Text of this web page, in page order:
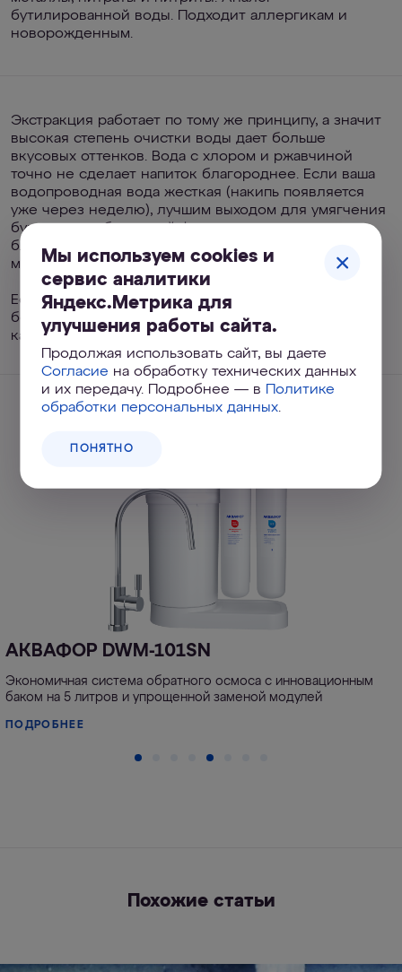
бутилированной воды. Подходит аллергикам и
новорожденным.
Экстракция работает по тому же принципу, а значит
высокая степень очистки воды дает больше
вкусовых оттенков. Вода с хлором и ржавчиной
точно не сделает напиток благороднее. Если ваша
водопроводная вода жесткая (накипь появляется
уже через неделю), лучшим выходом для умягчения
будет не сорбционный фильтр с умягчающим
блоком, а обратноосмотическая система с
минерализацией.
Если вода в регионе мягкая и накипь вас не
беспокоит, достаточно глубоко очистить воду
качественным сорбционным фильтром.
АКВАФОР DWM-101SN
Экономичная система обратного осмоса с инновационным
баком на 5 литров и упрощенной заменой модулей
ПОДРОБНЕЕ
Похожие статьи
Мы используем cookies и
сервис аналитики
Яндекс.Метрика для
улучшения работы сайта.
Продолжая использовать сайт, вы даете
Согласие на обработку технических данных
и их передачу. Подробнее — в
Политике
обработки персональных данных.
ПОНЯТНО